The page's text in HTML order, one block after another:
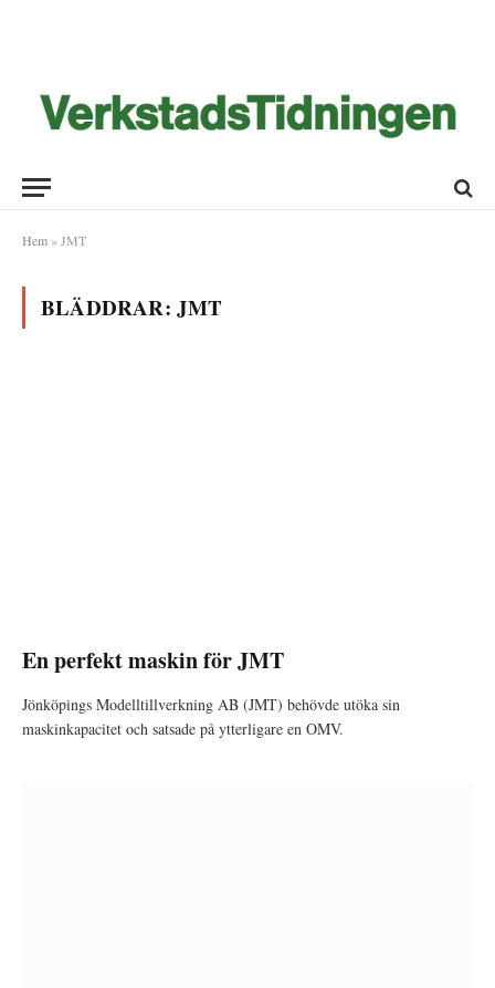
Hem » JMT
BLÄDDRAR: JMT
En perfekt maskin för JMT
Jönköpings Modelltillverkning AB (JMT) behövde utöka sin
maskinkapacitet och satsade på ytterligare en OMV.